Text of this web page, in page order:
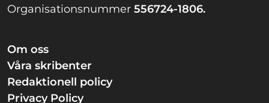
Organisationsnummer 556724-1806.
Om oss
Våra skribenter
Redaktionell policy
Privacy Policy